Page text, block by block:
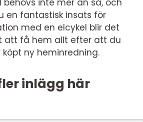
en fantastisk insats för
med en elcykel blir det
att få hem allt efter att du
ny heminredning.
inlägg här